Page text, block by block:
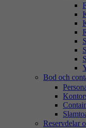
Bod och
Reservdelar